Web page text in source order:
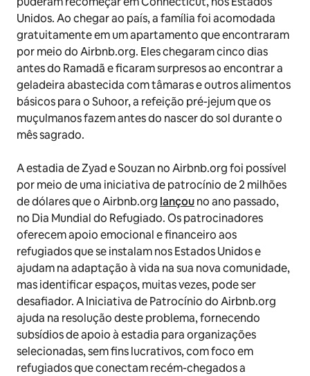
Unidos. Ao chegar ao país, a família foi acomodada
gratuitamente em um apartamento que encontraram
por meio do Airbnb.org. Eles chegaram cinco dias
antes do Ramadã e ficaram surpresos ao encontrar a
geladeira abastecida com tâmaras e outros alimentos
básicos para o Suhoor, a refeição pré-jejum que os
muçulmanos fazem antes do nascer do sol durante o
mês sagrado.
A estadia de Zyad e Souzan no Airbnb.org foi possível
por meio de uma iniciativa de patrocínio de 2 milhões
de dólares que o Airbnb.org lançouno ano passado,
no Dia Mundial do Refugiado. Os patrocinadores
oferecem apoio emocional e financeiro aos
refugiados que se instalam nos Estados Unidos e
ajudam na adaptação à vida na sua nova comunidade,
mas identificar espaços, muitas vezes, pode ser
desafiador. A Iniciativa de Patrocínio do Airbnb.org
ajuda na resolução deste problema, fornecendo
subsídios de apoio à estadia para organizações
selecionadas, sem fins lucrativos, com foco em
refugiados que conectam recém-chegados a